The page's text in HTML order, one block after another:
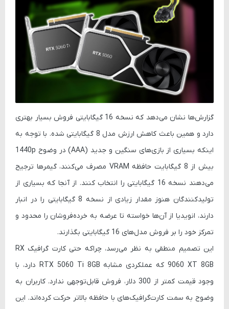
گزارش‌ها نشان می‌دهد که نسخه 16 گیگابایتی فروش بسیار بهتری
دارد و همین باعث کاهش ارزش مدل 8 گیگابایتی شده. با توجه به
اینکه بسیاری از بازی‌های سنگین و جدید (AAA) در وضوح
1440p
بیش از 8 گیگابایت حافظه
VRAM مصرف می‌کنند، گیمرها ترجیح
می‌دهند نسخه 16 گیگابایتی را انتخاب کنند. از آنجا که بسیاری از
تولیدکنندگان هنوز مقدار زیادی از نسخه 8 گیگابایتی را در انبار
دارند، انویدیا از آن‌ها خواسته تا عرضه به خرده‌فروشان را محدود و
تمرکز خود را بر فروش مدل‌های 16 گیگابایتی بگذارند.
این تصمیم منطقی به نظر می‌رسد، چراکه حتی کارت گرافیک RX
9060 XT 8GB
که عملکردی مشابه RTX 5060 Ti 8GB دارد، با
وجود قیمت کمتر از 300 دلار، فروش قابل‌توجهی ندارد. کاربران به
وضوح به سمت کارت‌گرافیک‌های با حافظه بالاتر حرکت کرده‌اند. این